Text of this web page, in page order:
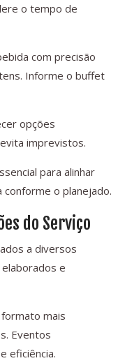
o tempo de
com precisão
Informe o buffet
opções
imprevistos.
para alinhar
o planejado.
do Serviço
a diversos
e
mais
Eventos
eficiência.